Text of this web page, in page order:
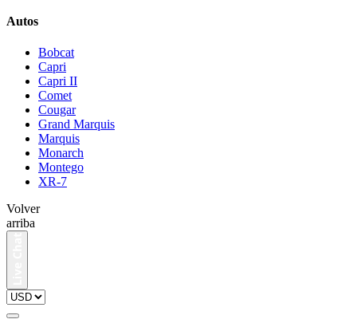
Autos
Bobcat
Capri
Capri II
Comet
Cougar
Grand Marquis
Marquis
Monarch
Montego
XR-7
Volver
arriba